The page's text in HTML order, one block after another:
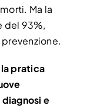
Ma la
del 93%,
pratica
e